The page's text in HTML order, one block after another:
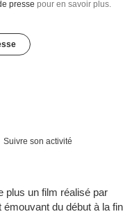
presse pour en savoir plus.
Suivre son activité
plus un film réalisé par
du début à la fin